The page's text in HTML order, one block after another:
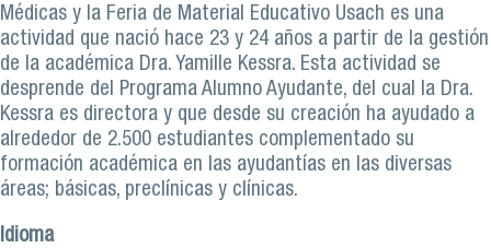
Médicas y la Feria de Material Educativo Usach es una
actividad que nació hace 23 y 24 años a partir de la gestión
de la académica Dra. Yamille Kessra. Esta actividad se
desprende del Programa Alumno Ayudante, del cual la Dra.
Kessra es directora y que desde su creación ha ayudado a
alrededor de 2.500 estudiantes complementado su
formación académica en las ayudantías en las diversas
áreas; básicas, preclínicas y clínicas.
Idioma